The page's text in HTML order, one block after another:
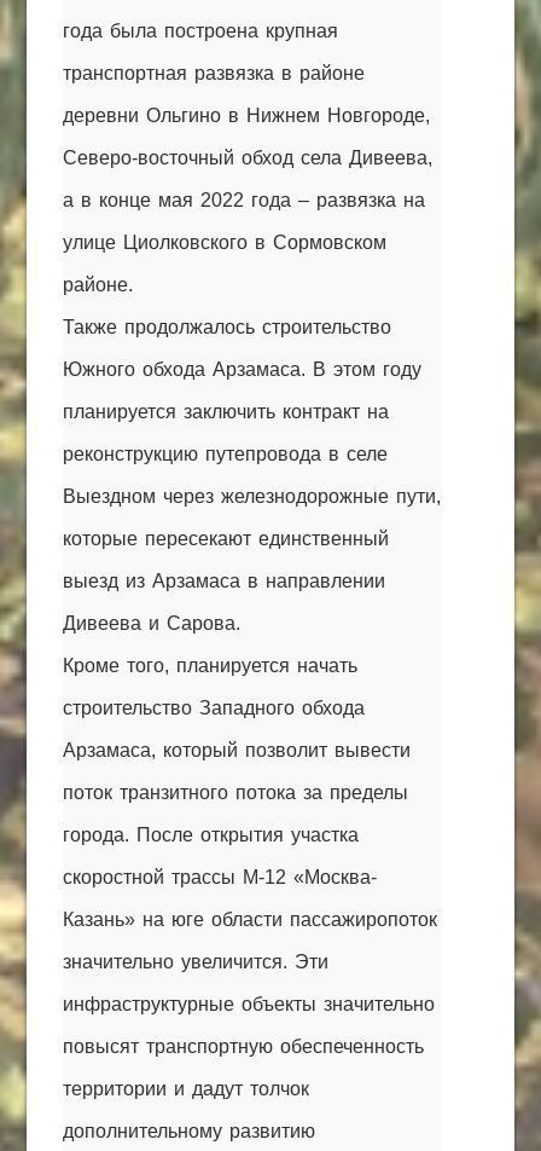
года была построена крупная
транспортная развязка в районе
деревни Ольгино в Нижнем Новгороде,
Северо-восточный обход села Дивеева,
а в конце мая 2022 года – развязка на
улице Циолковского в Сормовском
районе.
Также продолжалось строительство
Южного обхода Арзамаса. В этом году
планируется заключить контракт на
реконструкцию путепровода в селе
Выездном через железнодорожные пути,
которые пересекают единственный
выезд из Арзамаса в направлении
Дивеева и Сарова.
Кроме того, планируется начать
строительство Западного обхода
Арзамаса, который позволит вывести
поток транзитного потока за пределы
города. После открытия участка
скоростной трассы М-12 «Москва-
Казань» на юге области пассажиропоток
значительно увеличится. Эти
инфраструктурные объекты значительно
повысят транспортную обеспеченность
территории и дадут толчок
дополнительному развитию